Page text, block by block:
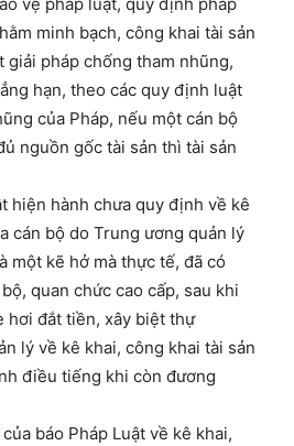
minh bạch, công khai tài sản
giải pháp chống tham nhũng,
hạn, theo các quy định luật
của Pháp, nếu một cán bộ
nguồn gốc tài sản thì tài sản
hiện hành chưa quy định về kê
cán bộ do Trung ương quản lý
một kẽ hở mà thực tế, đã có
quan chức cao cấp, sau khi
hơi đắt tiền, xây biệt thự
lý về kê khai, công khai tài sản
điều tiếng khi còn đương
báo Pháp Luật về kê khai,